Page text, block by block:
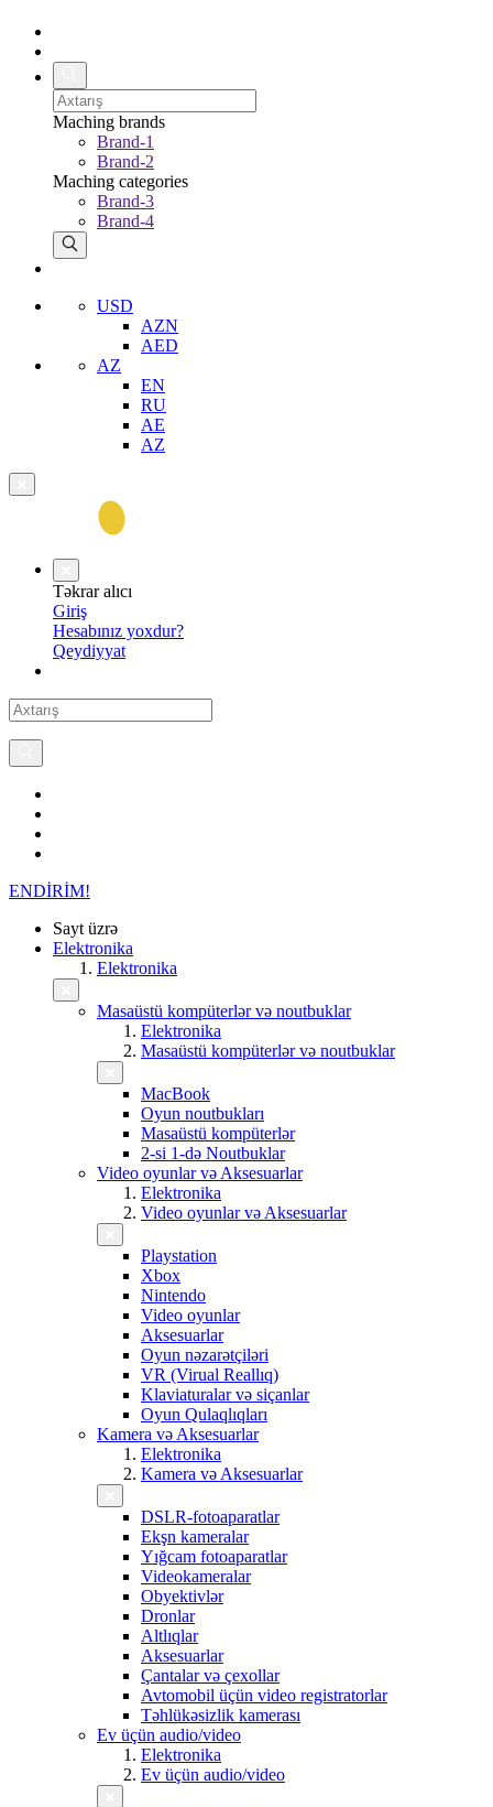
Maching brands
Brand-1
Brand-2
Maching categories
Brand-3
Brand-4
USD
AZN
AED
AZ
EN
RU
AE
AZ
Təkrar alıcı
Giriş
Hesabınız yoxdur?
Qeydiyyat
ENDİRİM!
Sayt üzrə
Elektronika
Elektronika
Masaüstü kompüterlər və noutbuklar
Elektronika
Masaüstü kompüterlər və noutbuklar
MacBook
Oyun noutbukları
Masaüstü kompüterlər
2-si 1-də Noutbuklar
Video oyunlar və Aksesuarlar
Elektronika
Video oyunlar və Aksesuarlar
Playstation
Xbox
Nintendo
Video oyunlar
Aksesuarlar
Oyun nəzarətçiləri
VR (Virual Reallıq)
Klaviaturalar və siçanlar
Oyun Qulaqlıqları
Kamera və Aksesuarlar
Elektronika
Kamera və Aksesuarlar
DSLR-fotoaparatlar
Ekşn kameralar
Yığcam fotoaparatlar
Videokameralar
Obyektivlər
Dronlar
Altlıqlar
Aksesuarlar
Çantalar və çexollar
Avtomobil üçün video registratorlar
Təhlükəsizlik kamerası
Ev üçün audio/video
Elektronika
Ev üçün audio/video